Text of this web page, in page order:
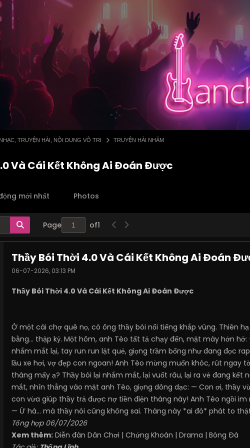
TRUYỆN HÀI, NỘI DUNG VÔ TRI TRUYỆN HÀI NHẢM
Và Cái Kết Không Ai Đoán Được
mới nhất Photos
Page of1
Thầy Bói Thời 4.0 Và Cái Kết Không Ai Đoán
06-07-2026, 03:13 PM
Thầy Bói Thời 4.0 Và Cái Kết Không Ai Đoán Được
Ở một cái chợ quê nọ, có ông thầy bói nổi tiếng khắp vùng. Thiên
bằng... thập kỷ. Một hôm, anh Tèo tất tả chạy đến, mặt mày hớn
nhắm mắt lại, tay run run lật quẻ, giọng trầm bổng như đang đọc
lầu xe hơi, vợ đẹp con ngoan! Anh Tèo mừng muốn khóc, rút
tháng mấy ạ? Thầy bói lại nhắm mắt, lại vuốt râu, lại ra vẻ đang
mắt, nhìn thẳng vào mặt anh Tèo, giọng dõng dạc: — Con ơi, thầy
con vừa giúp thầy trả được nợ tiền điện tháng này! Anh Tèo ngồi
— Ừ há... mà thầy nói cũng không sai. Tháng này *ai đó* phát to
Tổng hợp 06/07/2026
Xem thêm: Diễn đàn Dân Chơi | Chứng Khoán | Drama | Bóng Đá